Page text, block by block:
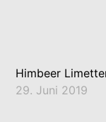
Himbeer
29. Juni 2019